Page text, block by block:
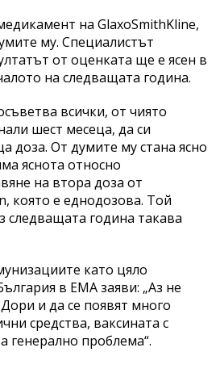
на GlaxoSmithKline,
му. Специалистът
от оценката ще е ясен в
на следващата година.
всички, от чиято
шест месеца, да си
доза. От думите му стана ясно
яснота относно
на втора доза от
която е еднодозова. Той
следващата година такава
като цяло
в ЕМА заяви: „Аз не
и да се появят много
средства, ваксината с
генерално проблема“.